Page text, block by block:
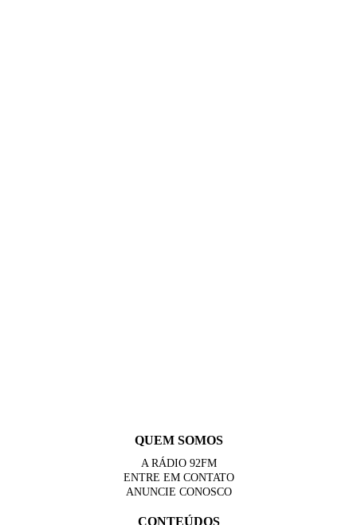
QUEM SOMOS
A RÁDIO 92FM
ENTRE EM CONTATO
ANUNCIE CONOSCO
CONTEÚDOS